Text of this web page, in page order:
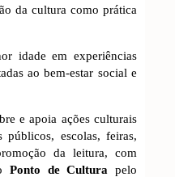
da cultura como prática
idade em experiências
ao bem-estar social e
e apoia ações culturais
públicos, escolas, feiras,
da leitura, com
Ponto de Cultura pelo